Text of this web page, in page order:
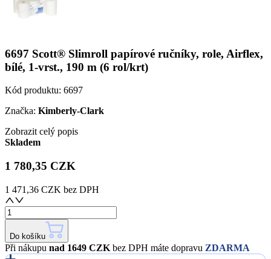
6697 Scott® Slimroll papírové ručníky, role, Airflex,
bílé, 1-vrst., 190 m (6 rol/krt)
Kód produktu: 6697
Značka: Kimberly-Clark
Zobrazit celý popis
Skladem
1 780,35 CZK
1 471,36 CZK bez DPH
Do košíku
Při nákupu nad 1649 CZK bez DPH máte dopravu ZDARMA